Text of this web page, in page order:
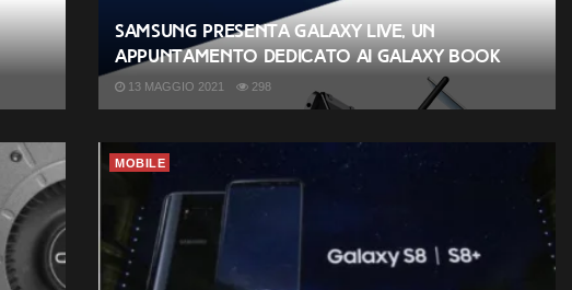
Samsung presenta Galaxy Live, un
appuntamento dedicato ai Galaxy Book
13 MAGGIO 2021 298
MOBILE